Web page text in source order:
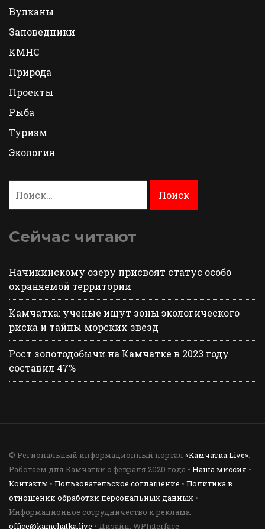
Вулканы
Заповедники
КМНС
Природа
Проекты
Рыба
Туризм
Экология
Сейчас читают
Начикинскому озеру присвоят статус особо
охраняемой территории
Камчатка: ученые ищут зоны экологического
риска и тайны морских звезд
Рост золотодобычи на Камчатке в 2023 году
составил 47%
© Региональный информационный портал «Камчатка.Live»
Работаем для Камчатки с февраля 2020 года • Наша миссия •
Контакты • Пользовательское соглашение • Политика в
отношении обработки персональных данных •
Информационное сотрудничество и реклама:
office@kamchatka.live • Дизайн: WPInterface